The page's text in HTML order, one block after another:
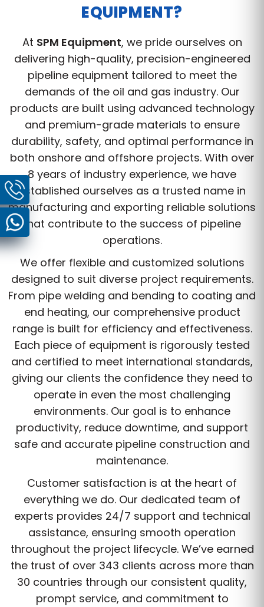
EQUIPMENT?
At SPM Equipment, we pride ourselves on
delivering high-quality, precision-engineered
pipeline equipment tailored to meet the
demands of the oil and gas industry. Our
products are built using advanced technology
and premium-grade materials to ensure
durability, safety, and optimal performance in
both onshore and offshore projects. With over
8 years of industry experience, we have
established ourselves as a trusted name in
manufacturing and exporting reliable solutions
that contribute to the success of pipeline
operations.
We offer flexible and customized solutions
designed to suit diverse project requirements.
From pipe welding and bending to coating and
end heating, our comprehensive product
range is built for efficiency and effectiveness.
Each piece of equipment is rigorously tested
and certified to meet international standards,
giving our clients the confidence they need to
operate in even the most challenging
environments. Our goal is to enhance
productivity, reduce downtime, and support
safe and accurate pipeline construction and
maintenance.
Customer satisfaction is at the heart of
everything we do. Our dedicated team of
experts provides 24/7 support and technical
assistance, ensuring smooth operation
throughout the project lifecycle. We’ve earned
the trust of over 343 clients across more than
30 countries through our consistent quality,
prompt service, and commitment to